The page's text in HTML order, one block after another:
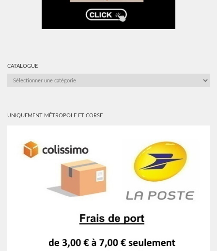
CATALOGUE
CATALOGUE
UNIQUEMENT MÉTROPOLE ET CORSE